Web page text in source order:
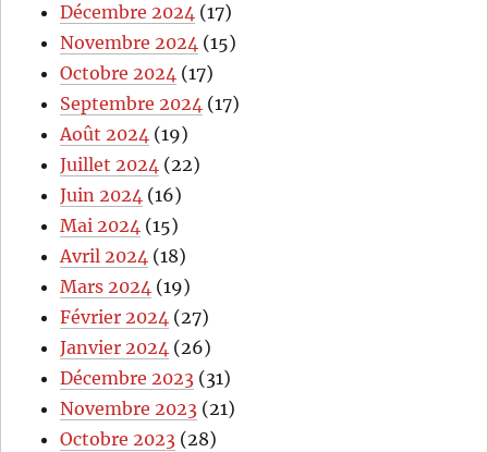
Décembre 2024 (17)
Novembre 2024 (15)
Octobre 2024 (17)
Septembre 2024 (17)
Août 2024 (19)
Juillet 2024 (22)
Juin 2024 (16)
Mai 2024 (15)
Avril 2024 (18)
Mars 2024 (19)
Février 2024 (27)
Janvier 2024 (26)
Décembre 2023 (31)
Novembre 2023 (21)
Octobre 2023 (28)